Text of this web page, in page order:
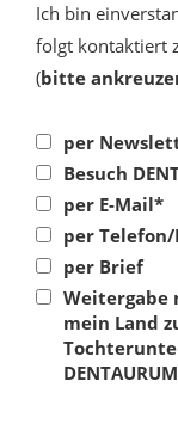
Ich bin
folgt kontaktiert
(bitte
per
Besuch
per E-Mail*
per Telefon/
per Brief
Weitergabe
mein Land